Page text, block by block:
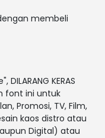
membeli
KERAS
font ini untuk
Promosi, TV, Film,
kaos distro atau
Digital) atau